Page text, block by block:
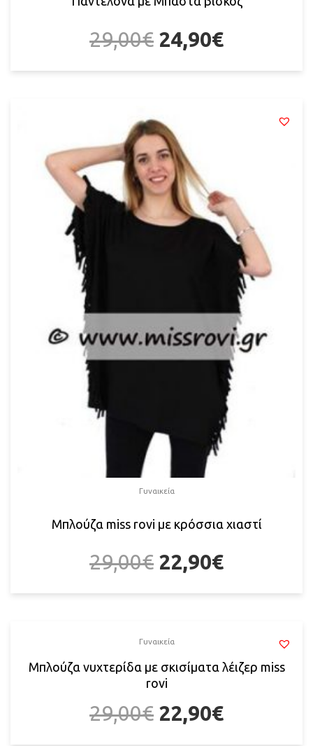
29,00€ 24,90€
Γυναικεία
Μπλούζα miss rovi με κρόσσια χιαστί
29,00€ 22,90€
Γυναικεία
Μπλούζα νυχτερίδα με σκισίματα λέιζερ miss
rovi
29,00€ 22,90€